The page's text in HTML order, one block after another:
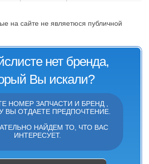
на сайте не являетюся публичной
нет бренда,
Вы искали?
НОМЕР ЗАПЧАСТИ И БРЕНД ,
ВЫ ОТДАЕТЕ ПРЕДПОЧТЕНИЕ.
НАЙДЕМ ТО, ЧТО ВАС
ИНТЕРЕСУЕТ.